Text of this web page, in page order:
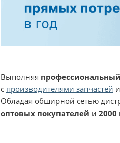
Выполняя
с производителями запчастей
Обладая обширной сетью
оптовых покупателей и